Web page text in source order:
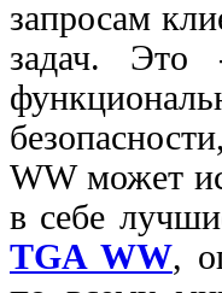
запросам
задач. Это
WW может
в себе
TGA WW,